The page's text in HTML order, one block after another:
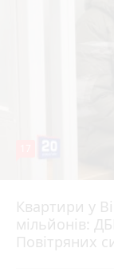
Квартири у
мільйонів:
Повітряних
6 серпня 2026 р.